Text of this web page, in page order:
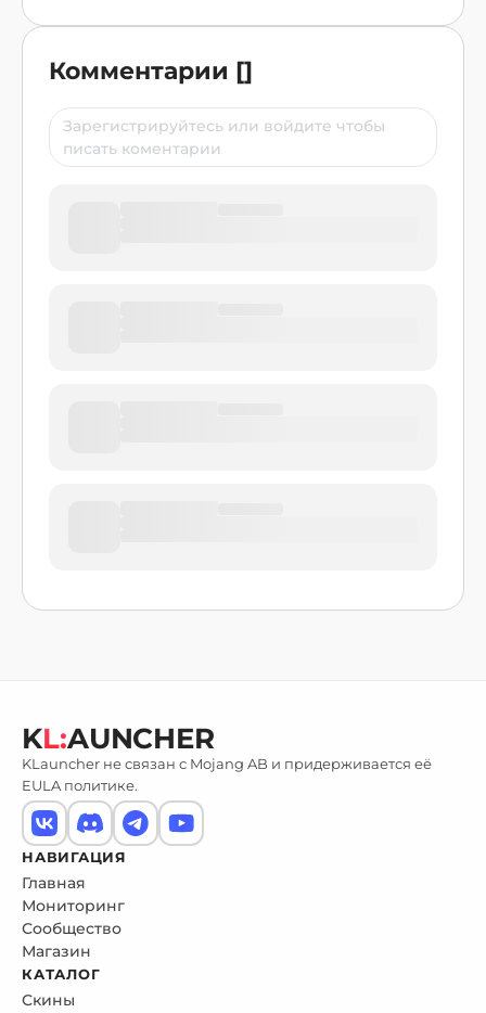
Комментарии []
KL:AUNCHER
KLauncher не связан с Mojang AB и придерживается её
EULA политике.
НАВИГАЦИЯ
Главная
Мониторинг
Сообщество
Магазин
КАТАЛОГ
Скины